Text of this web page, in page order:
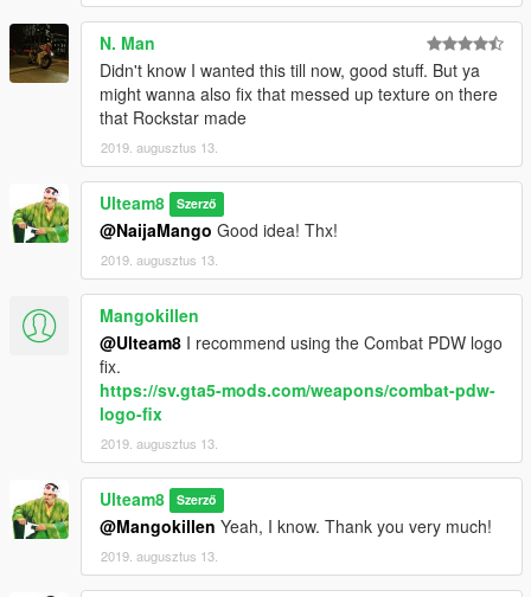
N. Man
Didn't know I wanted this till now, good stuff. But ya
might wanna also fix that messed up texture on there
that Rockstar made
2019. augusztus 13.
Ulteam8 Szerző
@NaijaMango Good idea! Thx!
2019. augusztus 13.
Mangokillen
@Ulteam8 I recommend using the Combat PDW logo
fix.
https://sv.gta5-mods.com/weapons/combat-pdw-
logo-fix
2019. augusztus 13.
Ulteam8 Szerző
@Mangokillen Yeah, I know. Thank you very much!
2019. augusztus 13.